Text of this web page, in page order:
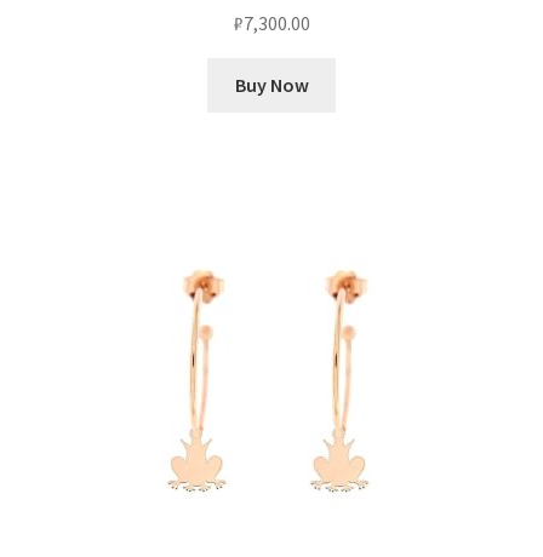
₽7,300.00
Buy Now